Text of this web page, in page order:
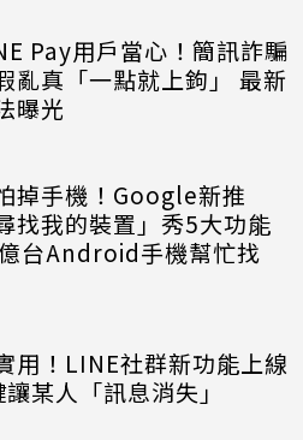
Pay用戶當心！簡訊詐騙
亂真「一點就上鉤」 最新
曝光
掉手機！Google新推
尋找我的裝置」秀5大功能
台Android手機幫忙找
用！LINE社群新功能上線
某人「訊息消失」